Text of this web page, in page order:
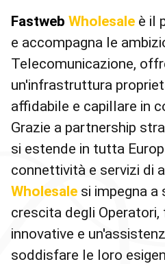
Fastweb Wholesale è il
e accompagna le
Telecomunicazione,
un'infrastruttura
affidabile e capillare in
Grazie a partnership
si estende in tutta
connettività e servizi di
Wholesale si impegna
crescita degli
innovative e
soddisfare le loro